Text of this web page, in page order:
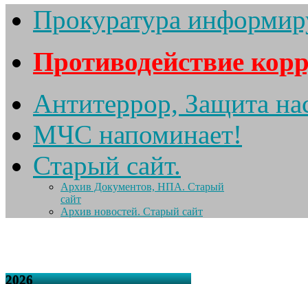
Прокуратура
Противодействие
Антитеррор, Защита
МЧС напоминает!
Старый сайт.
Архив Документов, НПА. Старый
сайт
Архив новостей. Старый сайт
2026